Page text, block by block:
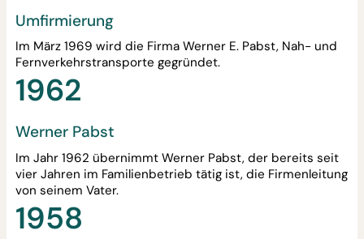
Umfirmierung
Im März 1969 wird die Firma Werner E. Pabst, Nah- und
Fernverkehrstransporte gegründet.
1962
Werner Pabst
Im Jahr 1962 übernimmt Werner Pabst, der bereits seit
vier Jahren im Familienbetrieb tätig ist, die Firmenleitung
von seinem Vater.
1958